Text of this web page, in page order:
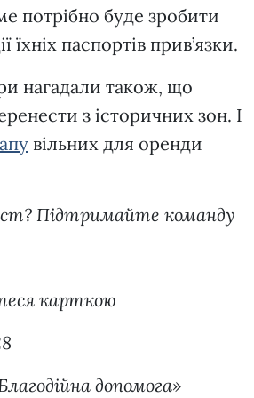
потрібно буде зробити
їхніх паспортів прив’язки.
нагадали також, що
з історичних зон. І
вільних для оренди
Підтримайте команду
карткою
допомога»